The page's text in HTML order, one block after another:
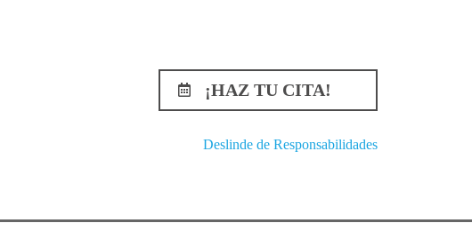
¡HAZ TU CITA!
Deslinde de Responsabilidades